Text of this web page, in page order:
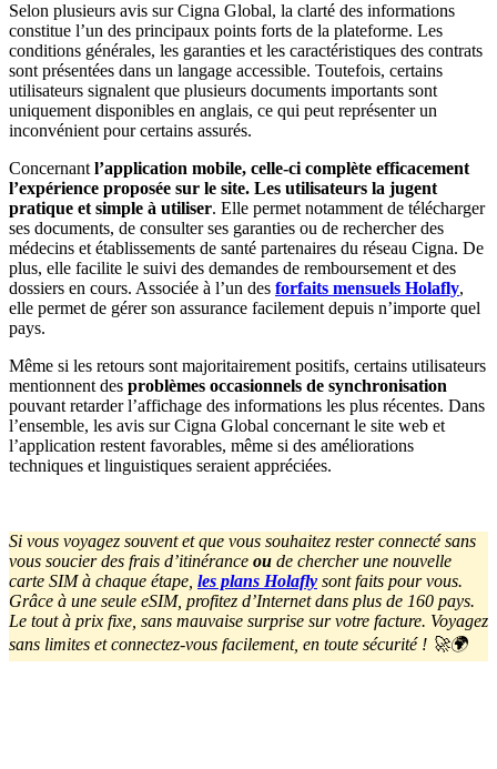
Selon plusieurs avis sur Cigna Global, la clarté des informations
constitue l’un des principaux points forts de la plateforme. Les
conditions générales, les garanties et les caractéristiques des contrats
sont présentées dans un langage accessible. Toutefois, certains
utilisateurs signalent que plusieurs documents importants sont
uniquement disponibles en anglais, ce qui peut représenter un
inconvénient pour certains assurés.
Concernant l’application mobile, celle-ci complète efficacement
l’expérience proposée sur le site. Les utilisateurs la jugent
pratique et simple à utiliser. Elle permet notamment de télécharger
ses documents, de consulter ses garanties ou de rechercher des
médecins et établissements de santé partenaires du réseau Cigna. De
plus, elle facilite le suivi des demandes de remboursement et des
dossiers en cours. Associée à l’un des forfaits mensuels Holafly,
elle permet de gérer son assurance facilement depuis n’importe quel
pays.
Même si les retours sont majoritairement positifs, certains utilisateurs
mentionnent des problèmes occasionnels de synchronisation
pouvant retarder l’affichage des informations les plus récentes. Dans
l’ensemble, les avis sur Cigna Global concernant le site web et
l’application restent favorables, même si des améliorations
techniques et linguistiques seraient appréciées.
Si vous voyagez souvent et que vous souhaitez rester connecté sans
vous soucier des frais d’itinérance ou de chercher une nouvelle
carte SIM à chaque étape, les plans Holafly sont faits pour vous.
Grâce à une seule eSIM, profitez d’Internet dans plus de 160 pays.
Le tout à prix fixe, sans mauvaise surprise sur votre facture. Voyagez
sans limites et connectez-vous facilement, en toute sécurité ! 🚀🌍